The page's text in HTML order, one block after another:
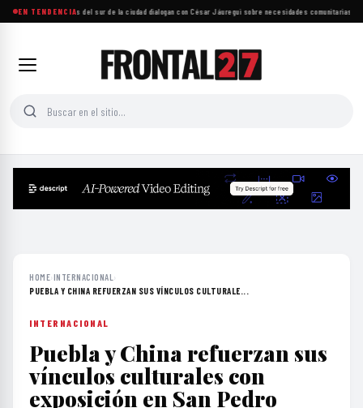
EN TENDENCIA
Más de mil personas del sur de la ciudad dialogan con César Jáuregui sobre necesidades comunitarias·
HOME›INTERNACIONAL ›
PUEBLA Y CHINA REFUERZAN SUS VÍNCULOS CULTURALE...
INTERNACIONAL
Puebla y China refuerzan sus
vínculos culturales con
exposición en San Pedro